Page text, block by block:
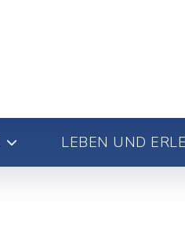
LEBEN UND